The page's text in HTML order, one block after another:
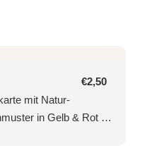
Normaler
€2,50
mit Natur-
in Gelb & Rot -